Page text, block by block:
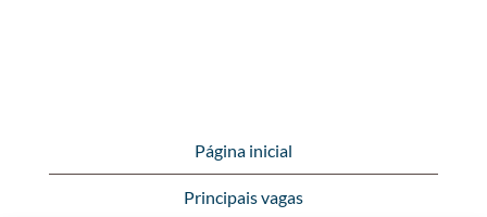
Página inicial
Principais vagas